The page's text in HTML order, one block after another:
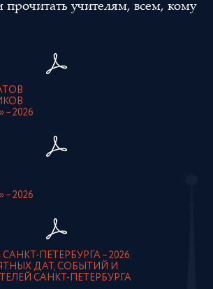
учителям, всем, кому
2026
2026
ПЕТЕРБУРГА – 2026.
ДАТ, СОБЫТИЙ И
САНКТ-ПЕТЕРБУРГА